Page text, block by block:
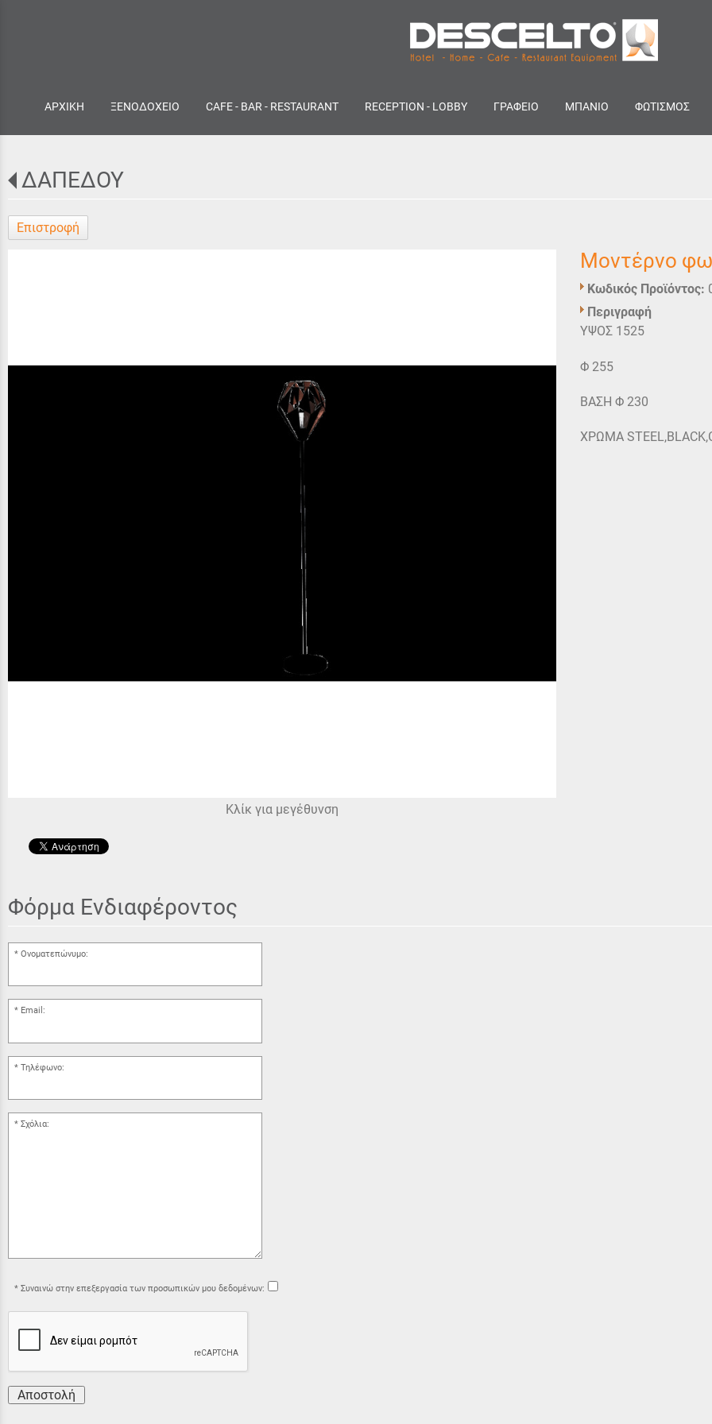
ΑΡΧΙΚΗ ΞΕΝΟΔΟΧΕΙΟ CAFE - BAR - RESTAURANT RECEPTION - LOBBY ΓΡΑΦΕΙΟ ΜΠΑΝΙΟ ΦΩΤΙΣΜΟΣ
ΔΑΠΕΔΟΥ
Επιστροφή
Κλίκ για μεγέθυνση
Μοντέρνο
Κωδικός Προϊόντος:
Περιγραφή
ΥΨΟΣ 1525
Φ 255
ΒΑΣΗ Φ 230
ΧΡΩΜΑ
Φόρμα Ενδιαφέροντος
Ονοματεπώνυμο:
Email:
Τηλέφωνο:
Σχόλια:
Συναινώ στην επεξεργασία των προσωπικών μου δεδομένων:
Αποστολή